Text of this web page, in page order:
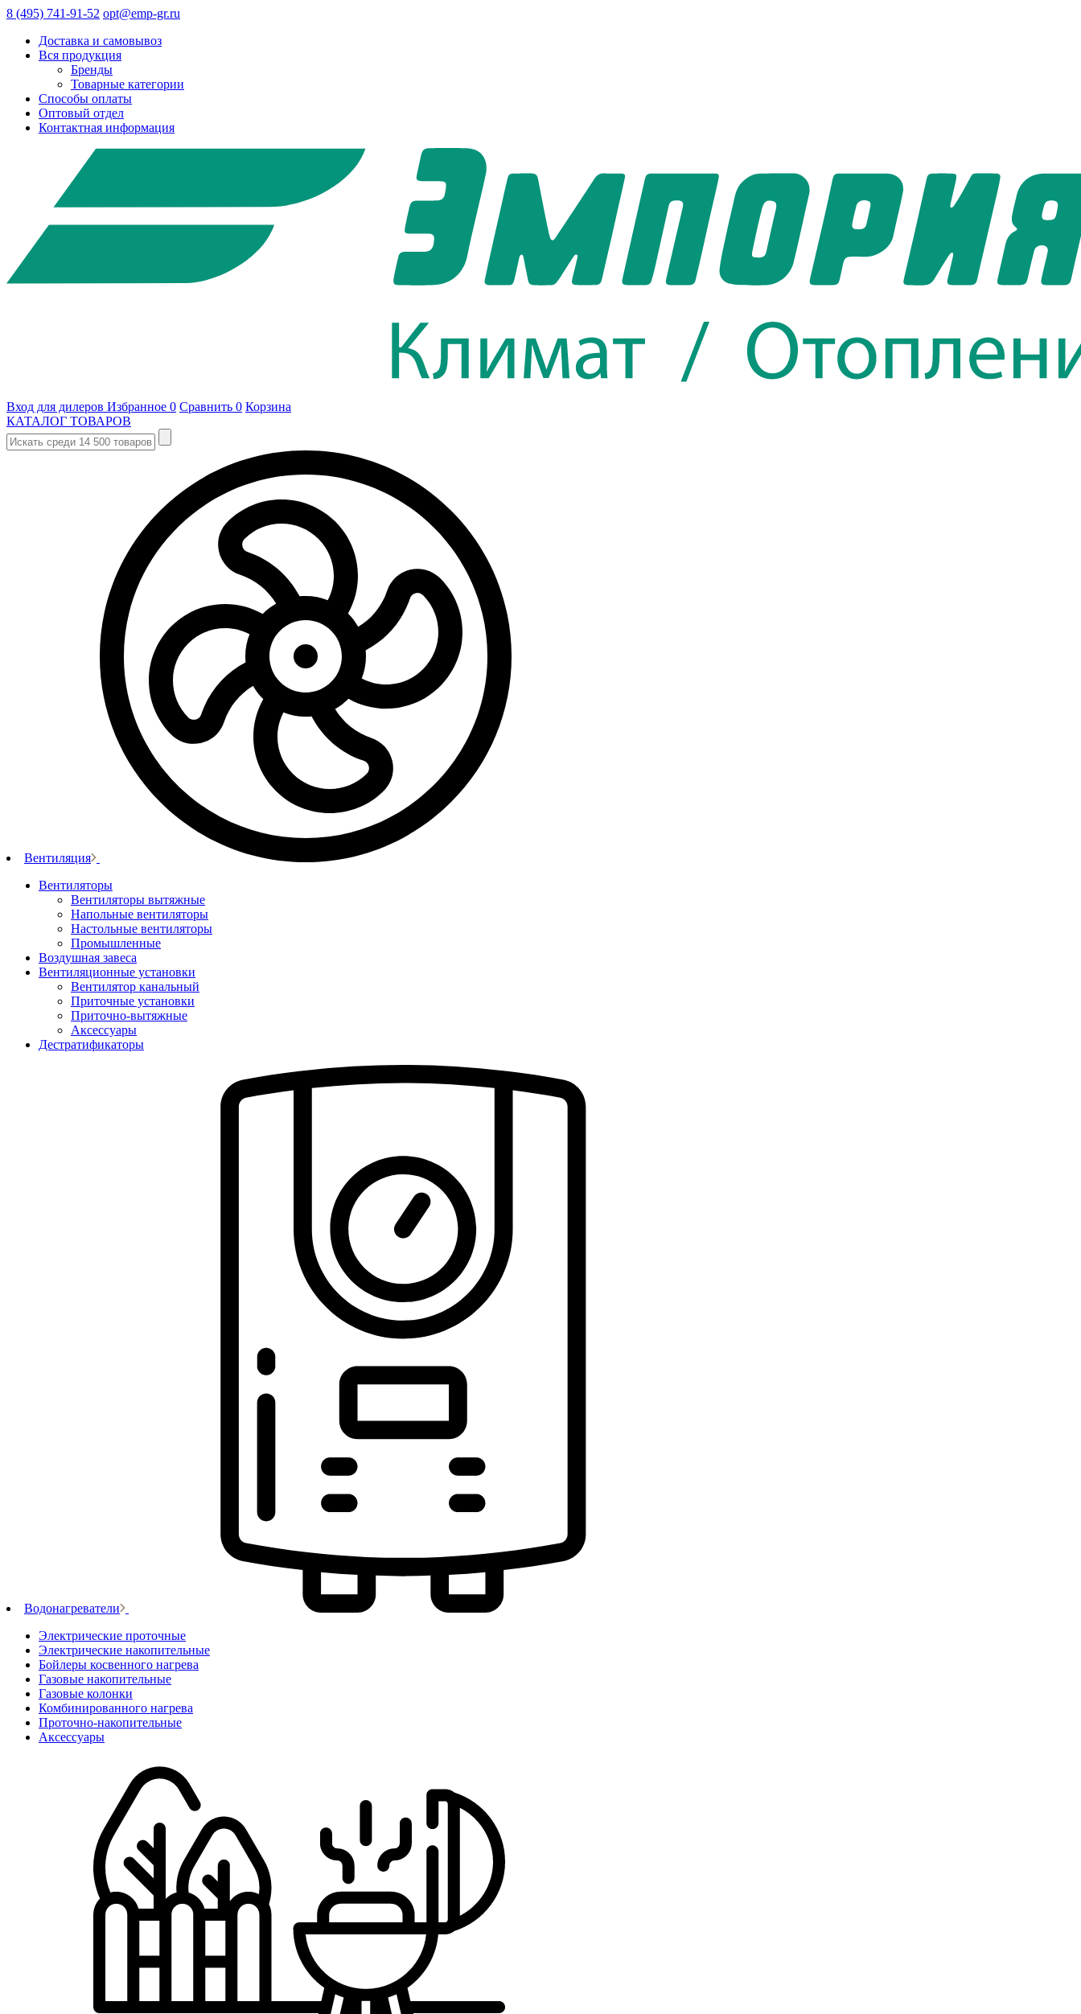
8 (495) 741-91-52 opt@emp-gr.ru
Доставка и самовывоз
Вся продукция
Бренды
Товарные категории
Способы оплаты
Оптовый отдел
Контактная информация
Вход для дилеров Избранное 0 Сравнить 0 Корзина
КАТАЛОГ ТОВАРОВ
Вентиляция
Вентиляторы
Вентиляторы вытяжные
Напольные вентиляторы
Настольные вентиляторы
Промышленные
Воздушная завеса
Вентиляционные установки
Вентилятор канальный
Приточные установки
Приточно-вытяжные
Аксессуары
Дестратификаторы
Водонагреватели
Электрические проточные
Электрические накопительные
Бойлеры косвенного нагрева
Газовые накопительные
Газовые колонки
Комбинированного нагрева
Проточно-накопительные
Аксессуары